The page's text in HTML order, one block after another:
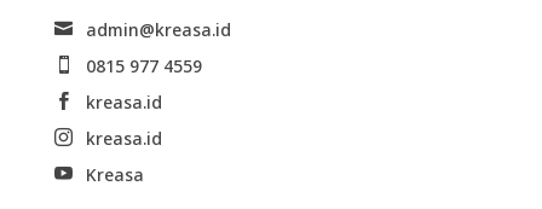
 admin@kreasa.id
 0815 977 4559
 kreasa.id
 kreasa.id
 Kreasa